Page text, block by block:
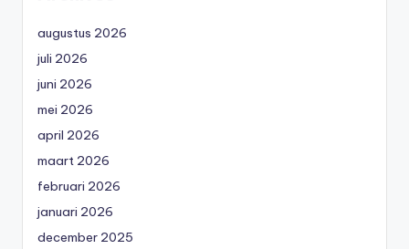
augustus 2026
juli 2026
juni 2026
mei 2026
april 2026
maart 2026
februari 2026
januari 2026
december 2025